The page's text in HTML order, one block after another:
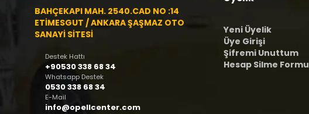
BAHÇEKAPI MAH. 2540.CAD NO :14
ETİMESGUT / ANKARA ŞAŞMAZ OTO
SANAYİ SİTESİ
Destek Hattı
+90530 338 68 34
Whatsapp Destek
0530 338 68 34
E-Mail
info@opellcenter.com
Yeni Üyelik
Üye Girişi
Şifremi Unuttum
Hesap Silme Formu